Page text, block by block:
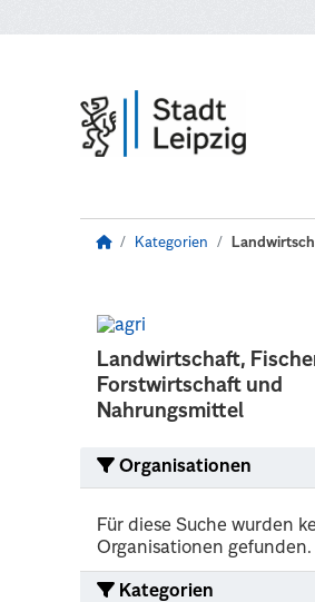
Kategorien
Landwirtschaft,
Forstwirtschaft und
Nahrungsmittel
Organisationen
Für diese Suche wurden
Organisationen gefunden.
Kategorien